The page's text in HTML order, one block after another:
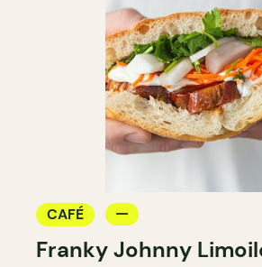
CAFÉ
Franky Johnny